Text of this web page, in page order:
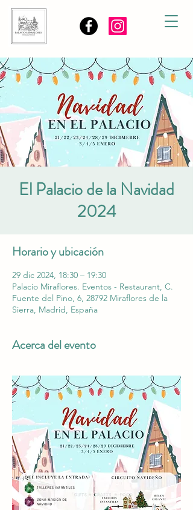
El Palacio de la Navidad
2024
Horario y ubicación
29 dic 2024, 18:30 – 19:30
Palacio Miraflores. Eventos - Restaurant, C.
Fuente del Pino, 6, 28792 Miraflores de la
Sierra, Madrid, España
Acerca del evento